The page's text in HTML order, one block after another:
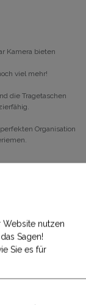
Kamera bieten
viel mehr!
die Tragetaschen
Organisation
Website nutzen
Sagen!
Sie es für